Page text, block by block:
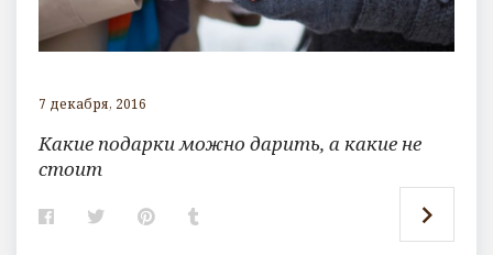
7 декабря, 2016
Какие подарки можно дарить, а какие не
стоит
F T P